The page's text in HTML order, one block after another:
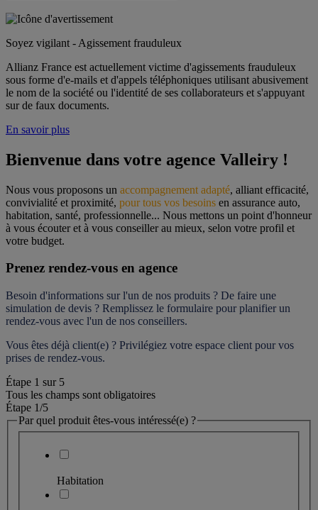
Soyez vigilant - Agissement frauduleux
Allianz France est actuellement victime d'agissements frauduleux
sous forme d'e-mails et d'appels téléphoniques utilisant abusivement
le nom de la société ou l'identité de ses collaborateurs et s'appuyant
sur de faux documents.
En savoir plus
Bienvenue dans votre agence Valleiry !
Nous vous proposons un accompagnement adapté, alliant efficacité,
convivialité et proximité, pour tous vos besoins en assurance auto,
habitation, santé, professionnelle... Nous mettons un point d'honneur
à vous écouter et à vous conseiller au mieux, selon votre profil et
votre budget.
Prenez rendez-vous en agence
Besoin d'informations sur l'un de nos produits ? De faire une
simulation de devis ? Remplissez le formulaire pour planifier un
rendez-vous avec l'un de nos conseillers.
Vous êtes déjà client(e) ? Privilégiez votre espace client pour vos
prises de rendez-vous.
Étape 1 sur 5
Tous les champs sont obligatoires
Étape 1/5
Par quel produit êtes-vous intéressé(e) ?
Habitation